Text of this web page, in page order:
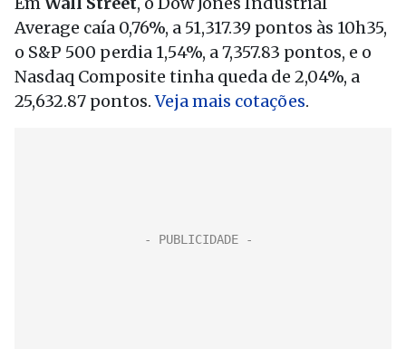
Average caía 0,76%, a 51,317.39 pontos às 10h35,
o S&P 500 perdia 1,54%, a 7,357.83 pontos, e o
Nasdaq Composite tinha queda de 2,04%, a
25,632.87 pontos.Veja mais cotações.